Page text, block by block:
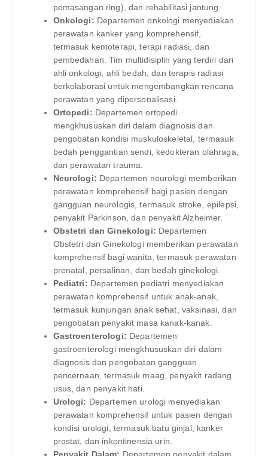
pemasangan ring), dan rehabilitasi jantung.
Onkologi: Departemen onkologi menyediakan
perawatan kanker yang komprehensif,
termasuk kemoterapi, terapi radiasi, dan
pembedahan. Tim multidisiplin yang terdiri dari
ahli onkologi, ahli bedah, dan terapis radiasi
berkolaborasi untuk mengembangkan rencana
perawatan yang dipersonalisasi.
Ortopedi: Departemen ortopedi
mengkhususkan diri dalam diagnosis dan
pengobatan kondisi muskuloskeletal, termasuk
bedah penggantian sendi, kedokteran olahraga,
dan perawatan trauma.
Neurologi: Departemen neurologi memberikan
perawatan komprehensif bagi pasien dengan
gangguan neurologis, termasuk stroke, epilepsi,
penyakit Parkinson, dan penyakit Alzheimer.
Obstetri dan Ginekologi: Departemen
Obstetri dan Ginekologi memberikan perawatan
komprehensif bagi wanita, termasuk perawatan
prenatal, persalinan, dan bedah ginekologi.
Pediatri: Departemen pediatri menyediakan
perawatan komprehensif untuk anak-anak,
termasuk kunjungan anak sehat, vaksinasi, dan
pengobatan penyakit masa kanak-kanak.
Gastroenterologi: Departemen
gastroenterologi mengkhususkan diri dalam
diagnosis dan pengobatan gangguan
pencernaan, termasuk maag, penyakit radang
usus, dan penyakit hati.
Urologi: Departemen urologi menyediakan
perawatan komprehensif untuk pasien dengan
kondisi urologi, termasuk batu ginjal, kanker
prostat, dan inkontinensia urin.